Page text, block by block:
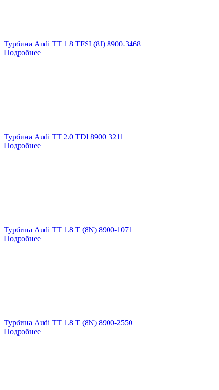
Турбина Audi TT 1.8 TFSI (8J) 8900-3468
Подробнее
Турбина Audi TT 2.0 TDI 8900-3211
Подробнее
Турбина Audi TT 1.8 T (8N) 8900-1071
Подробнее
Турбина Audi TT 1.8 T (8N) 8900-2550
Подробнее